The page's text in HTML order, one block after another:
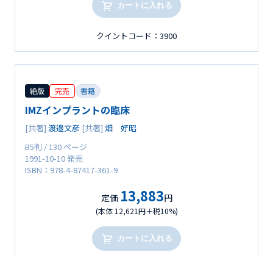
カートに入れる
クイントコード：3900
絶版 完売 書籍
IMZインプラントの臨床
[共著] 渡邉文彦 [共著] 畑 好昭
B5判 / 130 ページ
1991-10-10 発売
ISBN：978-4-87417-361-9
定価 13,883円
(本体 12,621円＋税10%)
カートに入れる